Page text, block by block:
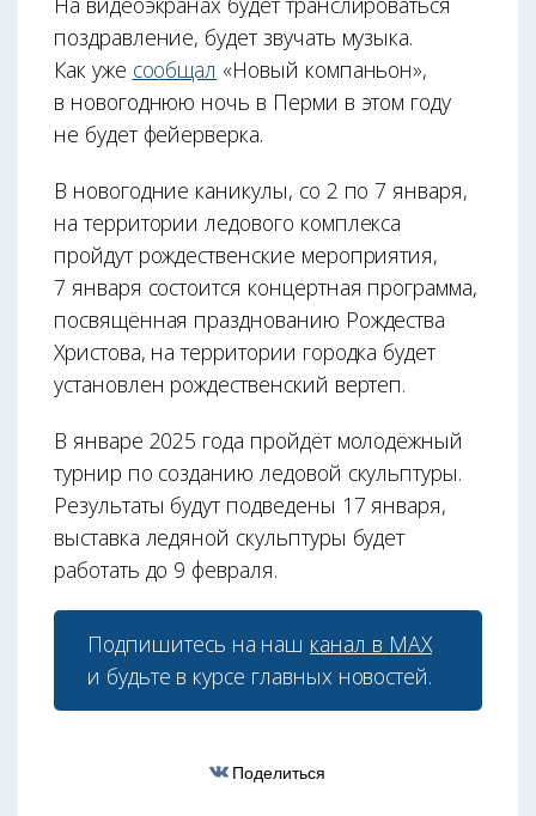
поздравление, будет звучать музыка.
Как уже сообщал «Новый компаньон»,
в новогоднюю ночь в Перми в этом году
не будет фейерверка.
В новогодние каникулы, со 2 по 7 января,
на территории ледового комплекса
пройдут рождественские мероприятия,
7 января состоится концертная программа,
посвящённая празднованию Рождества
Христова, на территории городка будет
установлен рождественский вертеп.
В январе 2025 года пройдёт молодёжный
турнир по созданию ледовой скульптуры.
Результаты будут подведены 17 января,
выставка ледяной скульптуры будет
работать до 9 февраля.
Подпишитесь на наш канал в МАХ
и будьте в курсе главных новостей.
Поделиться